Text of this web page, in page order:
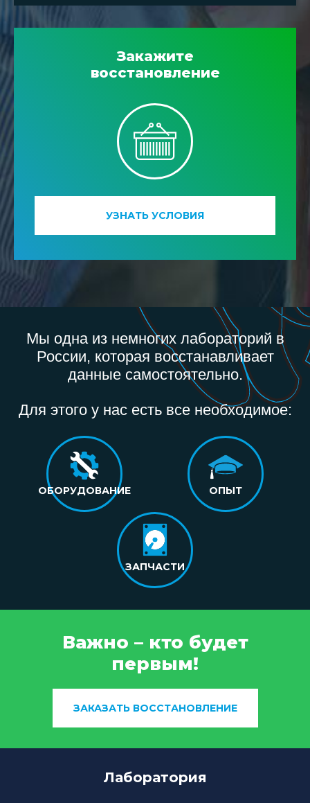
Закажите
восстановление
УЗНАТЬ УСЛОВИЯ
Мы одна из немногих лабораторий в
России, которая восстанавливает
данные самостоятельно.
Для этого у нас есть все необходимое:
ОБОРУДОВАНИЕ ОПЫТ
ЗАПЧАСТИ
Важно – кто будет
первым!
ЗАКАЗАТЬ ВОССТАНОВЛЕНИЕ
Лаборатория